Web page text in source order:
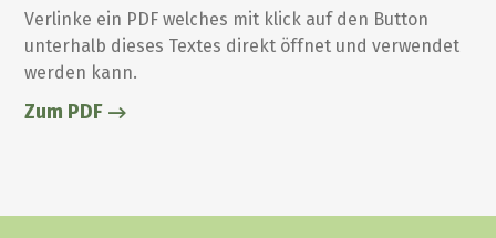
Verlinke ein PDF welches mit klick auf den Button
unterhalb dieses Textes direkt öffnet und verwendet
werden kann.
Zum PDF